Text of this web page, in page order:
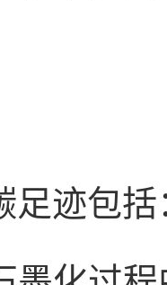
足迹包括